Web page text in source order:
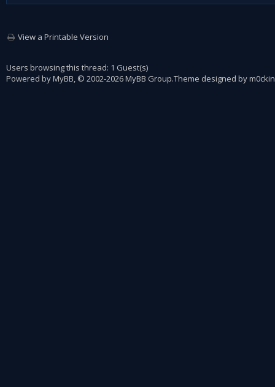
View a Printable Version
Users browsing this thread: 1 Guest(s)
Powered byMyBB, © 2002-2026MyBB Group.Theme designed by